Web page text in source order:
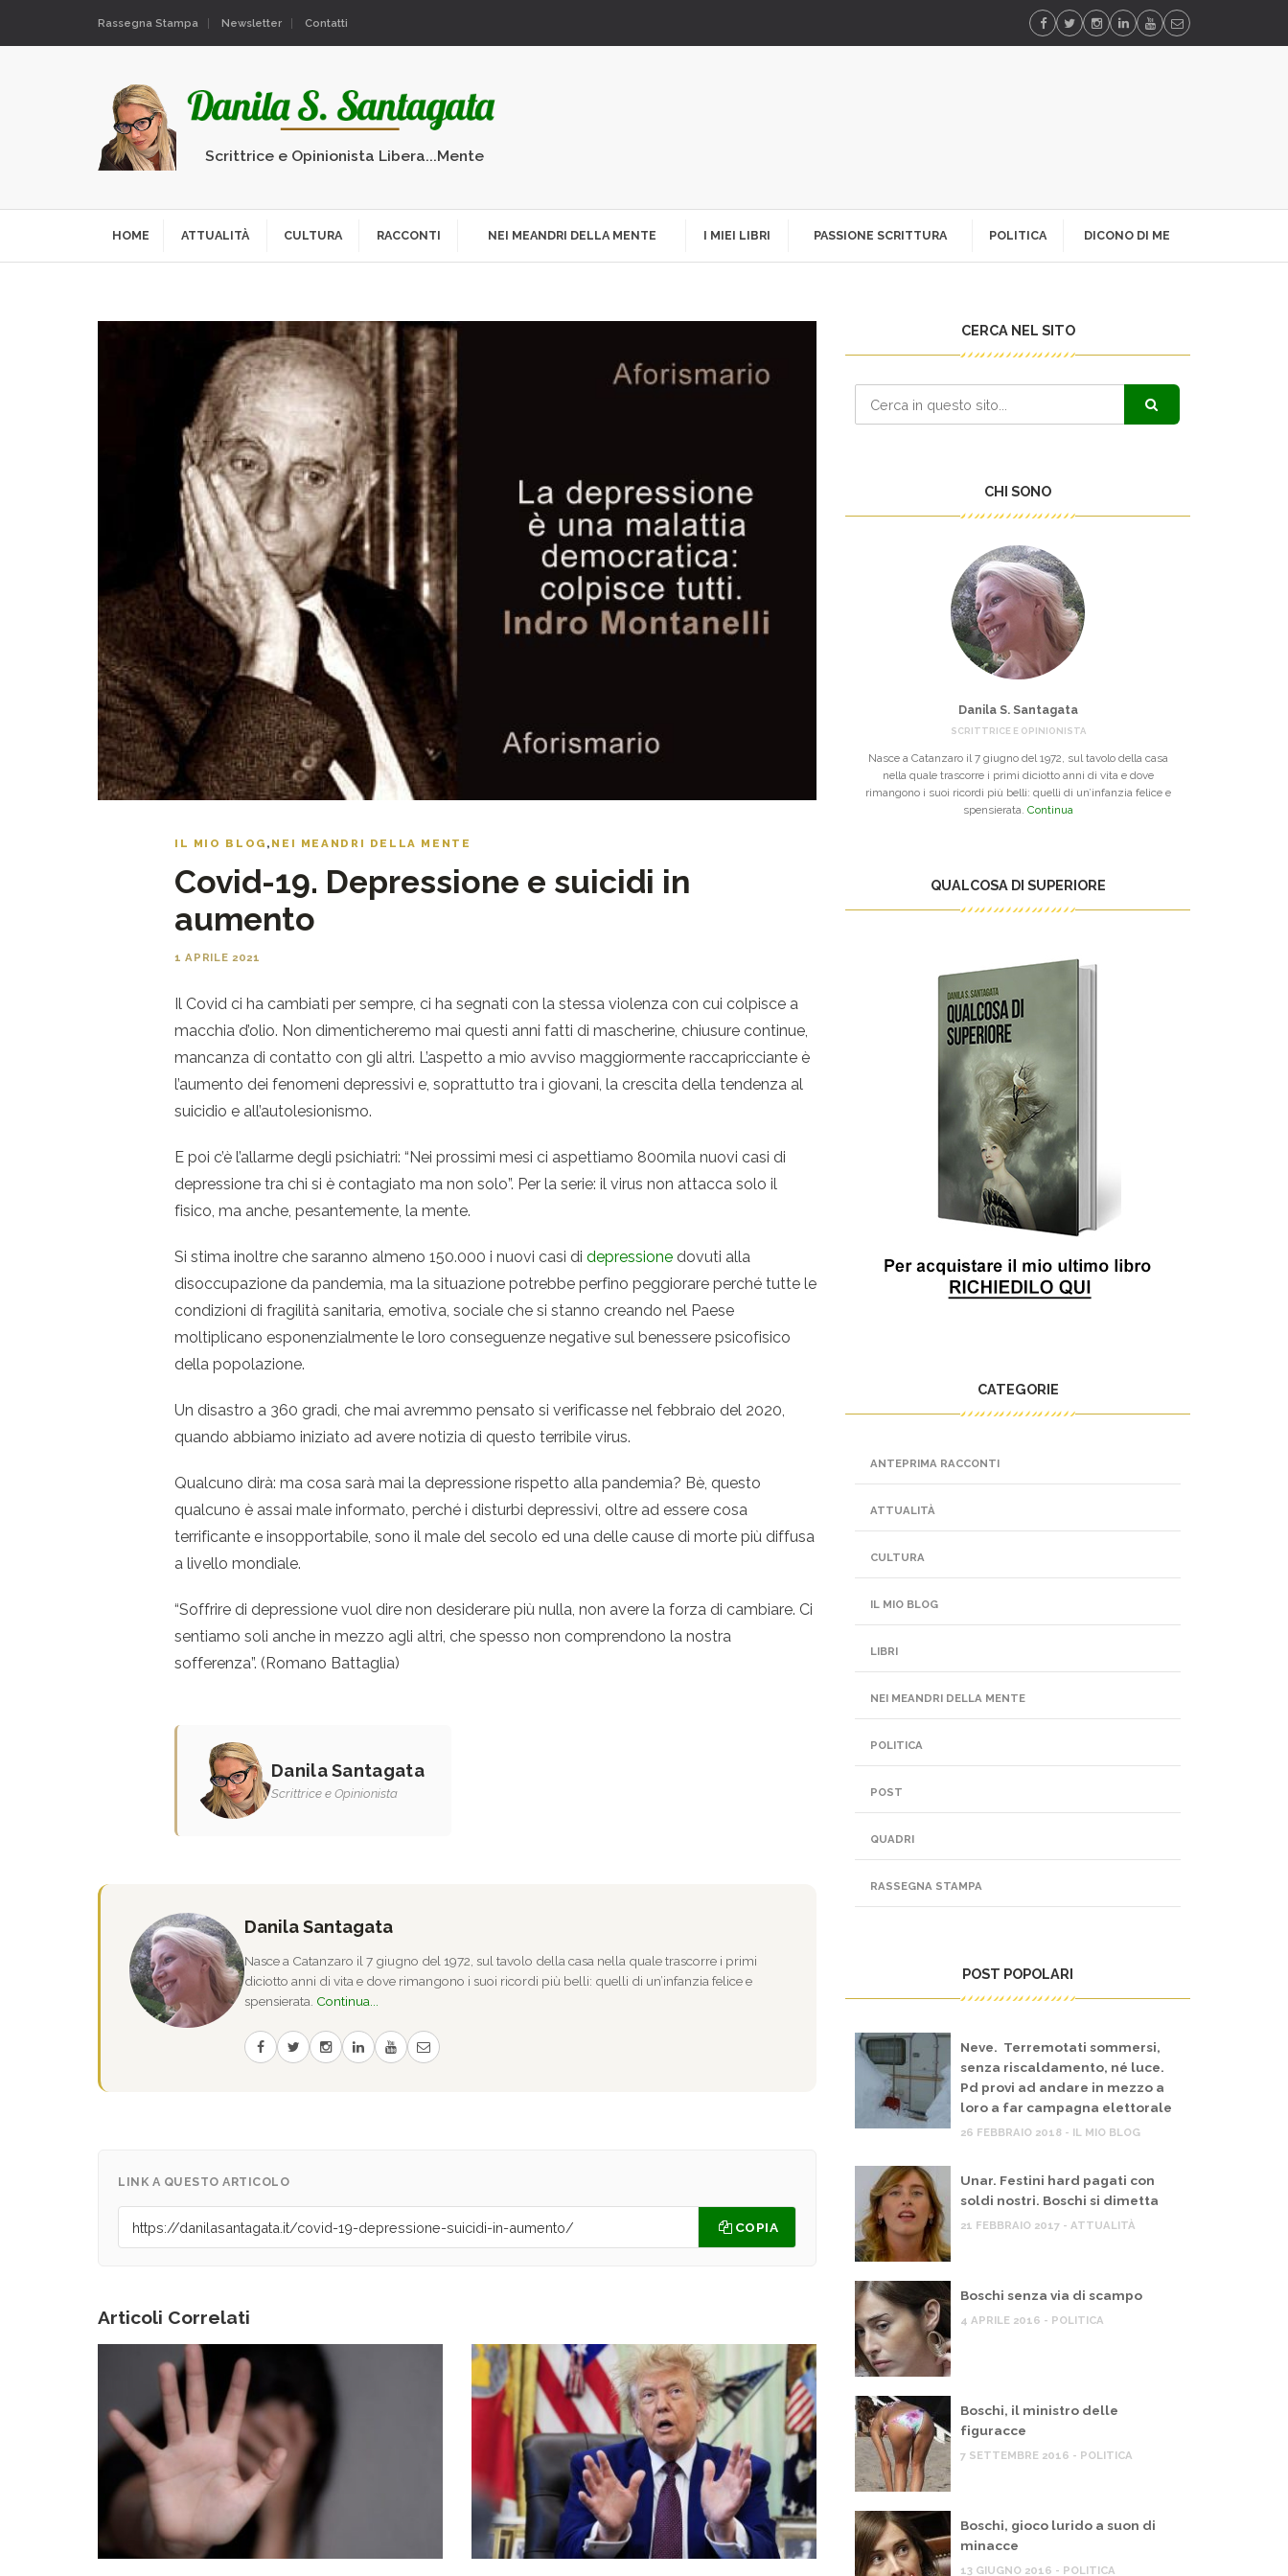
Rassegna Stampa Newsletter Contatti
Scrittrice e Opinionista Libera...Mente
HOME ATTUALITÀ CULTURA RACCONTI NEI MEANDRI DELLA MENTE I MIEI LIBRI PASSIONE SCRITTURA POLITICA DICONO DI ME
IL MIO BLOG , NEI MEANDRI DELLA MENTE
Covid-19. Depressione e suicidi in
aumento
1 APRILE 2021
Il Covid ci ha cambiati per sempre, ci ha segnati con la stessa violenza con cui colpisce a
macchia d’olio. Non dimenticheremo mai questi anni fatti di mascherine, chiusure continue,
mancanza di contatto con gli altri. L’aspetto a mio avviso maggiormente raccapricciante è
l’aumento dei fenomeni depressivi e, soprattutto tra i giovani, la crescita della tendenza al
suicidio e all’autolesionismo.
E poi c’è l’allarme degli psichiatri: “Nei prossimi mesi ci aspettiamo 800mila nuovi casi di
depressione tra chi si è contagiato ma non solo”. Per la serie: il virus non attacca solo il
fisico, ma anche, pesantemente, la mente.
Si stima inoltre che saranno almeno 150.000 i nuovi casi di depressione dovuti alla
disoccupazione da pandemia, ma la situazione potrebbe perfino peggiorare perché tutte le
condizioni di fragilità sanitaria, emotiva, sociale che si stanno creando nel Paese
moltiplicano esponenzialmente le loro conseguenze negative sul benessere psicofisico
della popolazione.
Un disastro a 360 gradi, che mai avremmo pensato si verificasse nel febbraio del 2020,
quando abbiamo iniziato ad avere notizia di questo terribile virus.
Qualcuno dirà: ma cosa sarà mai la depressione rispetto alla pandemia? Bè, questo
qualcuno è assai male informato, perché i disturbi depressivi, oltre ad essere cosa
terrificante e insopportabile, sono il male del secolo ed una delle cause di morte più diffusa
a livello mondiale.
“Soffrire di depressione vuol dire non desiderare più nulla, non avere la forza di cambiare. Ci
sentiamo soli anche in mezzo agli altri, che spesso non comprendono la nostra
sofferenza”. (Romano Battaglia)
Danila Santagata
Scrittrice e Opinionista
Danila Santagata
Nasce a Catanzaro il 7 giugno del 1972, sul tavolo della casa nella quale trascorre i primi
diciotto anni di vita e dove rimangono i suoi ricordi più belli: quelli di un’infanzia felice e
spensierata. Continua...
LINK A QUESTO ARTICOLO
COPIA
Articoli Correlati
CERCA NEL SITO
CHI SONO
Danila S. Santagata
SCRITTRICE E OPINIONISTA
Nasce a Catanzaro il 7 giugno del 1972, sul tavolo della casa
nella quale trascorre i primi diciotto anni di vita e dove
rimangono i suoi ricordi più belli: quelli di un’infanzia felice e
spensierata. Continua
QUALCOSA DI SUPERIORE
CATEGORIE
ANTEPRIMA RACCONTI
ATTUALITÀ
CULTURA
IL MIO BLOG
LIBRI
NEI MEANDRI DELLA MENTE
POLITICA
POST
QUADRI
RASSEGNA STAMPA
POST POPOLARI
Neve. Terremotati sommersi,
senza riscaldamento, né luce.
Pd provi ad andare in mezzo a
loro a far campagna elettorale
26 FEBBRAIO 2018 - IL MIO BLOG
Unar. Festini hard pagati con
soldi nostri. Boschi si dimetta
21 FEBBRAIO 2017 - ATTUALITÀ
Boschi senza via di scampo
4 APRILE 2016 - POLITICA
Boschi, il ministro delle
figuracce
7 SETTEMBRE 2016 - POLITICA
Boschi, gioco lurido a suon di
minacce
13 GIUGNO 2016 - POLITICA